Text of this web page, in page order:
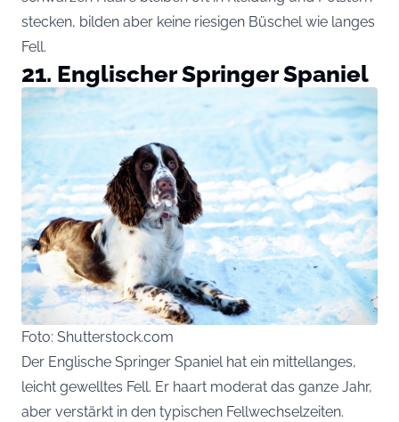
stecken, bilden aber keine riesigen Büschel wie langes
Fell.
21. Englischer Springer Spaniel
Foto: Shutterstock.com
Der Englische Springer Spaniel hat ein mittellanges,
leicht gewelltes Fell. Er haart moderat das ganze Jahr,
aber verstärkt in den typischen Fellwechselzeiten.